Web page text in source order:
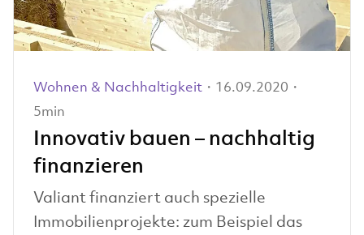
Wohnen & Nachhaltigkeit ・16.09.2020・
5min
Innovativ bauen – nachhaltig
finanzieren
Valiant finanziert auch spezielle
Immobilienprojekte: zum Beispiel das